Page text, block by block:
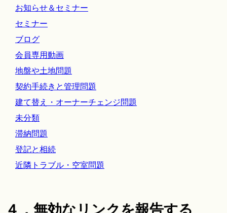
お知らせ＆セミナー
セミナー
ブログ
会員専用動画
地盤や土地問題
契約手続きと管理問題
建て替え・オーナーチェンジ問題
未分類
滞納問題
登記と相続
近隣トラブル・空室問題
４．無効なリンクを報告する